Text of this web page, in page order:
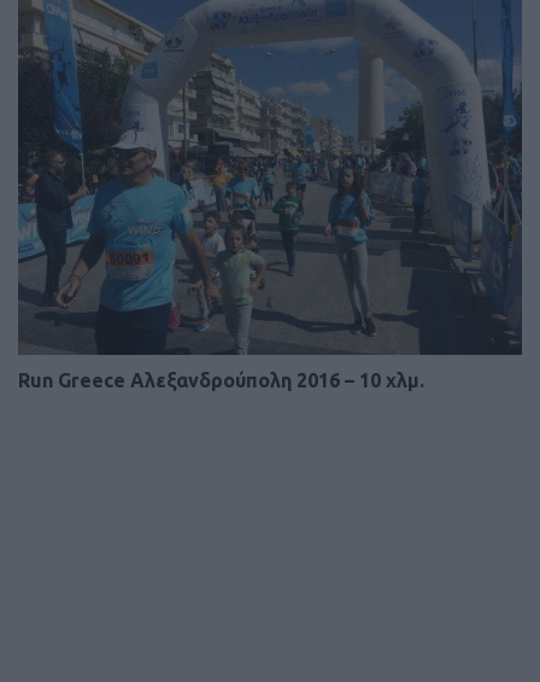
Run Greece Αλεξανδρούπολη 2016 – 10 χλμ.